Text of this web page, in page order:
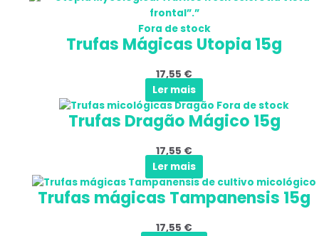
Fora de stock
Trufas Mágicas Utopia 15g
17,55 €
Ler mais
Fora de stock
Trufas Dragão Mágico 15g
17,55 €
Ler mais
Trufas mágicas Tampanensis 15g
17,55 €